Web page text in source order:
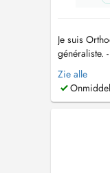
Je suis
généraliste.
travail
Zie alle